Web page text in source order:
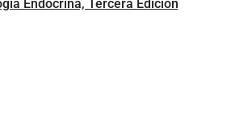
Endocrina, Tercera Edición